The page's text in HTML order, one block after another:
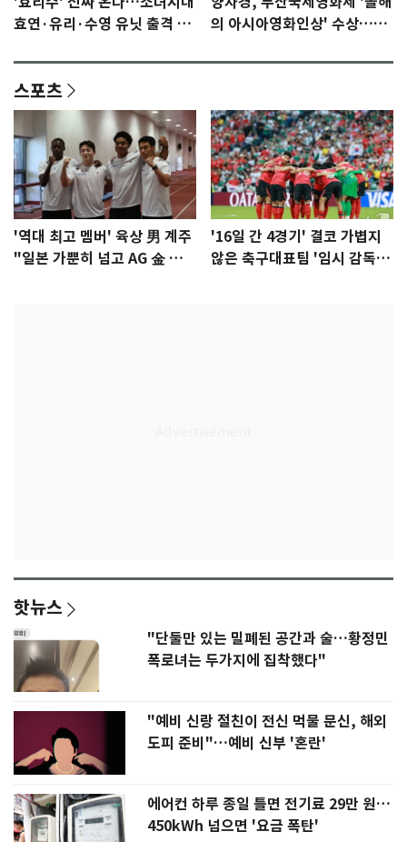
효연·유리·수영 유닛 출격 [N
의 아시아영화인상' 수상…15
스포츠
'역대 최고 멤버' 육상 男 계주
"일본 가뿐히 넘고 AG 金 따겠
'16일 간 4경기' 결코 가볍지
않은 축구대표팀 '임시 감독'
핫뉴스
"단둘만 있는 밀폐된 공간과 술…황정민
폭로녀는 두가지에 집착했다"
"예비 신랑 절친이 전신 먹물 문신, 해외
도피 준비"…예비 신부 '혼란'
에어컨 하루 종일 틀면 전기료 29만 원…
450kWh 넘으면 '요금 폭탄'